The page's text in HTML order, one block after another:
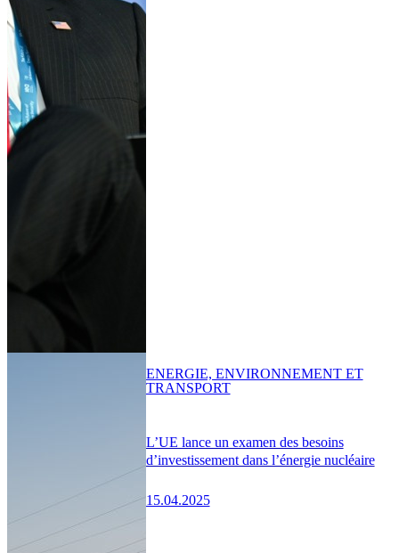
L’UE lance un examen des besoins
d’investissement dans l’énergie nucléaire
15.04.2025
ENERGIE, ENVIRONNEMENT ET
TRANSPORT